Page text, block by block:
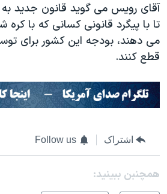
آقای رویس می گوید قانون جدید به
تا با پیگرد قانونی کسانی که با
می دهند، بودجه این کشور برای
قطع کنند.
اشتراک Follow us
همچنبن ببینید: